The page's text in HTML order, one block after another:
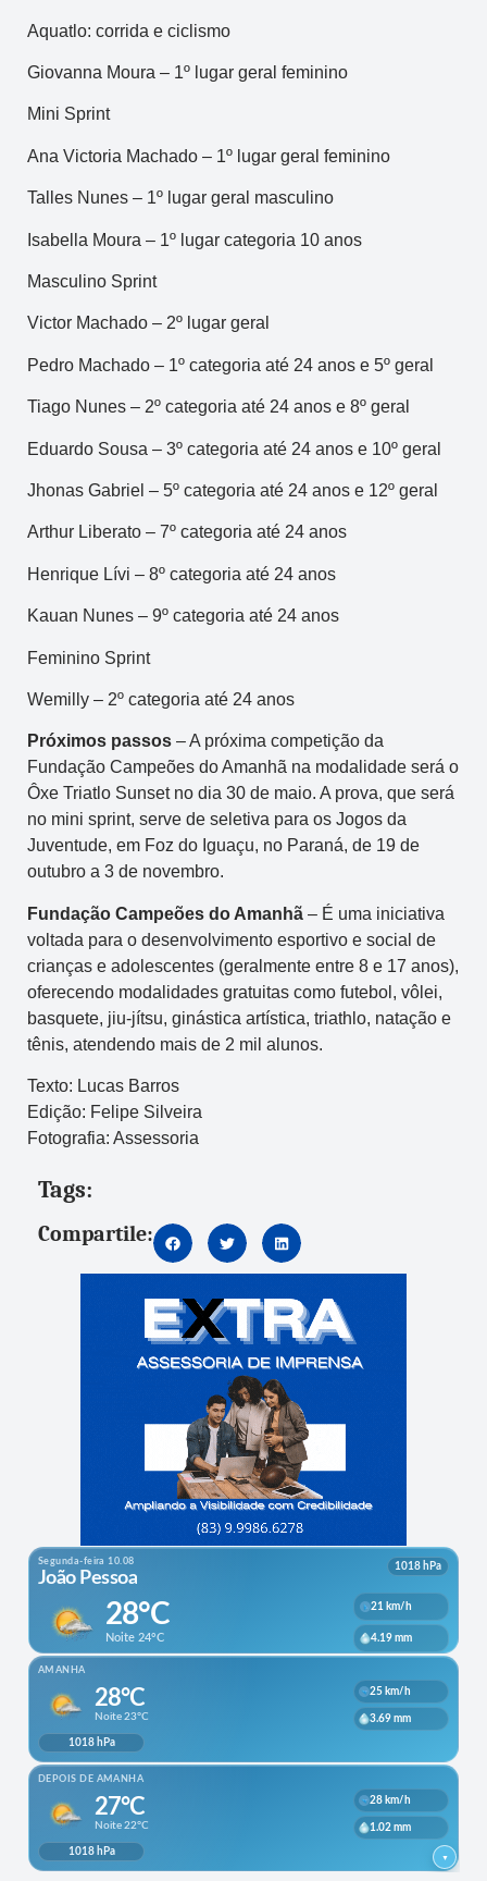
Aquatlo: corrida e ciclismo
Giovanna Moura – 1º lugar geral feminino
Mini Sprint
Ana Victoria Machado – 1º lugar geral feminino
Talles Nunes – 1º lugar geral masculino
Isabella Moura – 1º lugar categoria 10 anos
Masculino Sprint
Victor Machado – 2º lugar geral
Pedro Machado – 1º categoria até 24 anos e 5º geral
Tiago Nunes – 2º categoria até 24 anos e 8º geral
Eduardo Sousa – 3º categoria até 24 anos e 10º geral
Jhonas Gabriel – 5º categoria até 24 anos e 12º geral
Arthur Liberato – 7º categoria até 24 anos
Henrique Lívi – 8º categoria até 24 anos
Kauan Nunes – 9º categoria até 24 anos
Feminino Sprint
Wemilly – 2º categoria até 24 anos
Próximos passos – A próxima competição da
Fundação Campeões do Amanhã na modalidade será o
Ôxe Triatlo Sunset no dia 30 de maio. A prova, que será
no mini sprint, serve de seletiva para os Jogos da
Juventude, em Foz do Iguaçu, no Paraná, de 19 de
outubro a 3 de novembro.
Fundação Campeões do Amanhã – É uma iniciativa
voltada para o desenvolvimento esportivo e social de
crianças e adolescentes (geralmente entre 8 e 17 anos),
oferecendo modalidades gratuitas como futebol, vôlei,
basquete, jiu-jítsu, ginástica artística, triathlo, natação e
tênis, atendendo mais de 2 mil alunos.
Texto: Lucas Barros
Edição: Felipe Silveira
Fotografia: Assessoria
Tags:
Compartile: